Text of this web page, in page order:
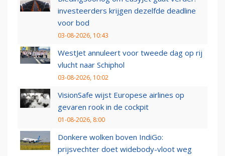
investeerders krijgen dezelfde deadline
voor bod
03-08-2026, 10:43
WestJet annuleert voor tweede dag op rij
vlucht naar Schiphol
03-08-2026, 10:02
VisionSafe wijst Europese airlines op
gevaren rook in de cockpit
01-08-2026, 8:00
Donkere wolken boven IndiGo:
prijsvechter doet widebody-vloot weg